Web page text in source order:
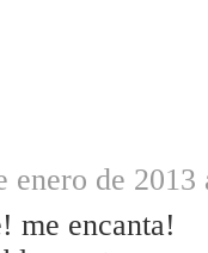
enero de 2013
me encanta!